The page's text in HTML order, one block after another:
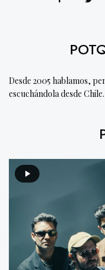
Desde 2005 hablamos,
escuchándola desde Chile.